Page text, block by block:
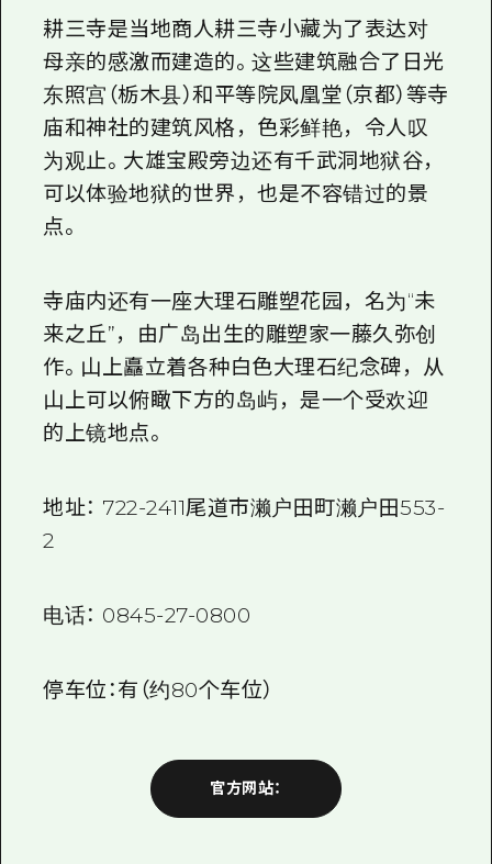
耕三寺是当地商人耕三寺小藏为了表达对
母亲的感激而建造的。这些建筑融合了日光
东照宫（栃木县）和平等院凤凰堂（京都）等寺
庙和神社的建筑风格，色彩鲜艳，令人叹
为观止。大雄宝殿旁边还有千武洞地狱谷，
可以体验地狱的世界，也是不容错过的景
点。
寺庙内还有一座大理石雕塑花园，名为“未
来之丘”，由广岛出生的雕塑家一藤久弥创
作。山上矗立着各种白色大理石纪念碑，从
山上可以俯瞰下方的岛屿，是一个受欢迎
的上镜地点。
地址： 722-2411尾道市濑户田町濑户田553-
2
电话： 0845-27-0800
停车位：有（约80个车位）
官方网站：